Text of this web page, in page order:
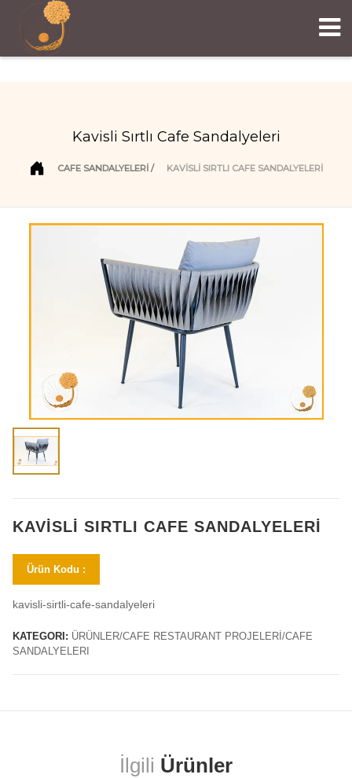
Kavisli Sırtlı Cafe Sandalyeleri
CAFE SANDALYELERI KAVISLI SIRTLI CAFE SANDALYELERI
KAVISLI SIRTLI CAFE SANDALYELERI
Ürün Kodu :
kavisli-sirtli-cafe-sandalyeleri
KATEGORI: ÜRÜNLER/CAFE RESTAURANT PROJELERİ/CAFE
SANDALYELERI
İlgili Ürünler